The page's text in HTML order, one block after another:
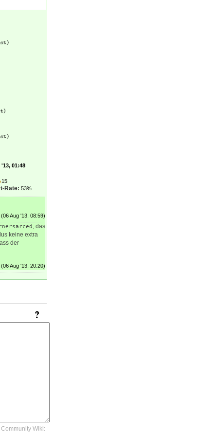
01:48
15
Rate: 53%
(06 Aug '13, 08:59)
, das
keine extra
der
(06 Aug '13, 20:20)
Community Wiki: